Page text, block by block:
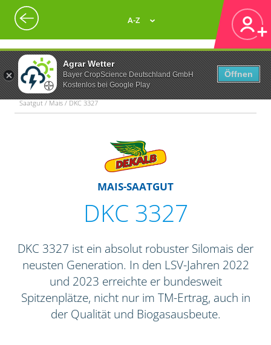
Agrar Wetter
Bayer CropScience Deutschland GmbH
Kostenlos bei Google Play
Öffnen
A-Z
Saatgut / Mais / DKC 3327
MAIS-SAATGUT
DKC 3327
DKC 3327 ist ein absolut robuster Silomais der
neusten Generation. In den LSV-Jahren 2022
und 2023 erreichte er bundesweit
Spitzenplätze, nicht nur im TM-Ertrag, auch in
der Qualität und Biogasausbeute.